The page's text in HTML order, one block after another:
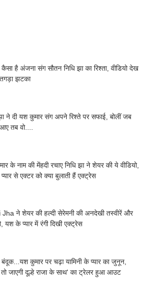
कैसा है अंजना संग सौतन निधि झा का रिश्ता, वीडियो देख
झटका
ने दी यश कुमार संग अपने रिश्ते पर सफाई, बोलीं जब
तब वो....
के नाम की मेंहदी रचाए निधि झा ने शेयर की ये वीडियो,
प्यार से एक्टर को क्या बुलाती हैं एक्ट्रेस
Jha ने शेयर की हल्दी सेरेमनी की अनदेखी तस्वीरें और
यश के प्यार में रंगी दिखी एक्ट्रेस
कुमार पर चढ़ा यामिनी के प्यार का जुनून,
तो जाएगी दूल्हे राजा के साथ' का ट्रेलर हुआ आउट